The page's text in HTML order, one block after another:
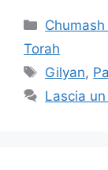
Torah
Gilyan,
Lascia